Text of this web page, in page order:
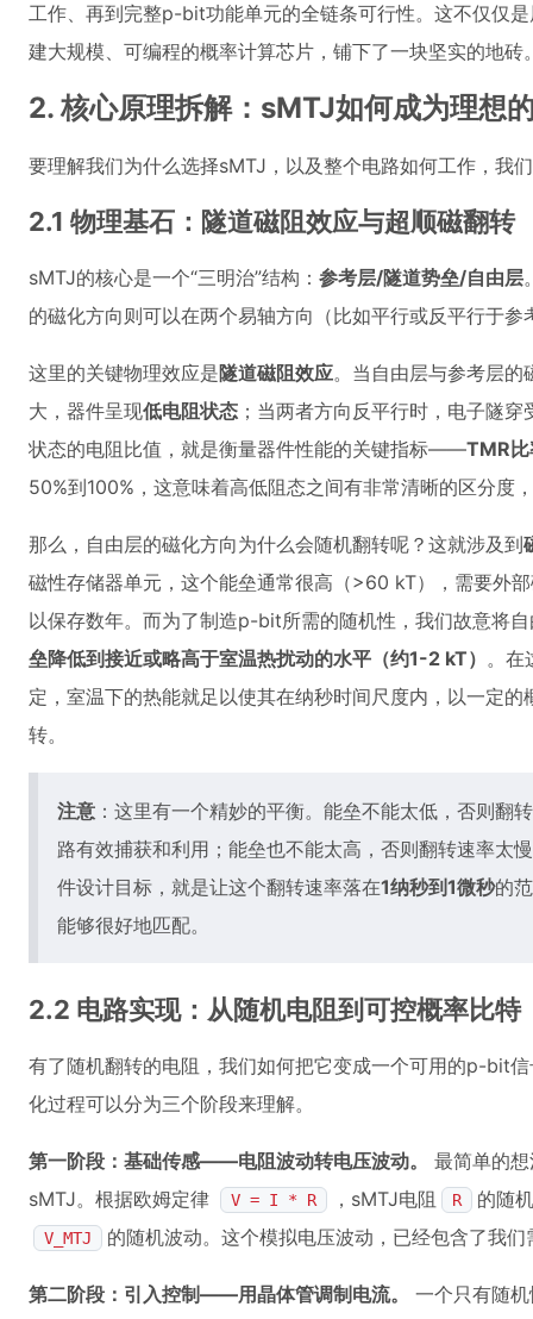
工作、再到完整p-bit功能单元的全链条可行性。这不仅仅
建大规模、可编程的概率计算芯片，铺下了一块坚实的地砖
2. 核心原理拆解：sMTJ如何成为理想
要理解我们为什么选择sMTJ，以及整个电路如何工作，我
2.1 物理基石：隧道磁阻效应与超顺磁翻转
sMTJ的核心是一个“三明治”结构： 参考层/隧道势垒/自由层
的磁化方向则可以在两个易轴方向（比如平行或反平行于参
这里的关键物理效应是隧道磁阻效应。当自由层与参考层的
大，器件呈现低电阻状态 ；当两者方向反平行时，电子隧
状态的电阻比值，就是衡量器件性能的关键指标——TMR比
50%到100%，这意味着高低阻态之间有非常清晰的区分度
那么，自由层的磁化方向为什么会随机翻转呢？这就涉及到
磁性存储器单元，这个能垒通常很高（>60 kT），需要外
以保存数年。而为了制造p-bit所需的随机性，我们故意将
垒降低到接近或略高于室温热扰动的水平（约1-2 kT） 。在
定，室温下的热能就足以使其在纳秒时间尺度内，以一定
转。
注意 ：这里有一个精妙的平衡。能垒不能太低，否则翻
路有效捕获和利用；能垒也不能太高，否则翻转速率太
件设计目标，就是让这个翻转速率落在1纳秒到1微秒的
能够很好地匹配。
2.2 电路实现：从随机电阻到可控概率比特
有了随机翻转的电阻，我们如何把它变成一个可用的p-bit
化过程可以分为三个阶段来理解。
第一阶段：基础传感——电阻波动转电压波动。
最简单的
sMTJ。根据欧姆定律
V = I * R ，sMTJ电阻 R 的随
V_MTJ 的随机波动。这个模拟电压波动，已经包含了我
第二阶段：引入控制——用晶体管调制电流。
一个只有随